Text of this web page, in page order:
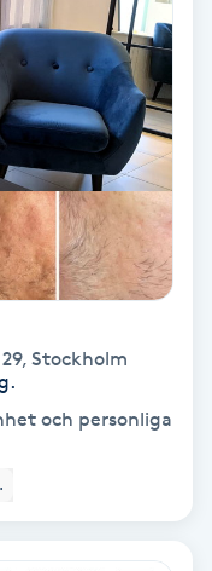
, Stockholm
och personliga